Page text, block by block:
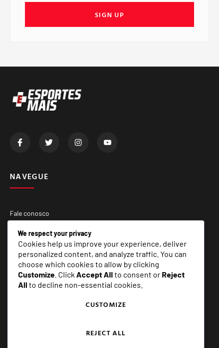
SIGN UP
NAVEGUE
Fale conosco
Quem Somos
Matérias Especiais
SERVIÇOS
We respect your privacy
Cookies help us improve your experience, deliver
personalized content, and analyze traffic. You can
choose which cookies to allow by clicking
Customize . Click Accept Allto consent or Reject
Allto decline non-essential cookies.
CUSTOMIZE
REJECT ALL